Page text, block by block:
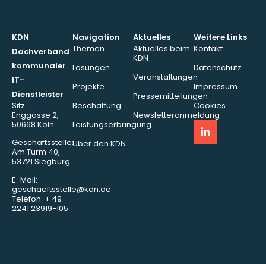
KDN
Dachverband
kommunaler
IT-
Dienstleister
Sitz:
Enggasse 2,
50668 Köln
Geschäftsstelle:
Am Turm 40,
53721 Siegburg
E-Mail:
geschaeftsstelle@kdn.de
Telefon: + 49
2241 23919-105
Navigation
Themen
Lösungen
Projekte
Beschaffung
Leistungserbringung
Über den KDN
Aktuelles
Aktuelles beim
KDN
Veranstaltungen
Pressemitteilungen
Newsletteranmeldung
Weitere Links
Kontakt
Datenschutz
Impressum
Cookies